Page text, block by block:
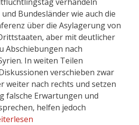
Bundesländer wie auch die
über die Asylagerung von
aber mit deutlicher
Abschiebungen nach
In weiten Teilen
verschieben zwar
weiter nach rechts und setzen
falsche Erwartungen und
helfen jedoch